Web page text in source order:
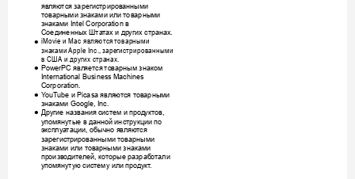
являются зарегистрированными
товарными знаками или товарными
знаками Intel Corporation в
Соединенных Штатах и других странах.
≥ iMovie и Mac являются товарными
знаками Apple Inc., зарегистрированными
в США и других странах
≥ PowerPC является товарным знаком
International Business Machines
Corporation.
≥ YouTube и Picasa являются товарными
знаками Google, Inc.
≥ Другие названия систем и продуктов,
упомянутые в данной инструкции по
эксплуатации, обычно являются
зарегистрированными товарными
знаками или товарными знаками
производителей, которые разработали
упомянутую систему или продукт.